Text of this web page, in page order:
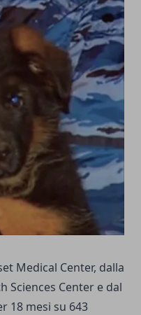
Medical Center, dalla
Sciences Center e dal
18 mesi su 643